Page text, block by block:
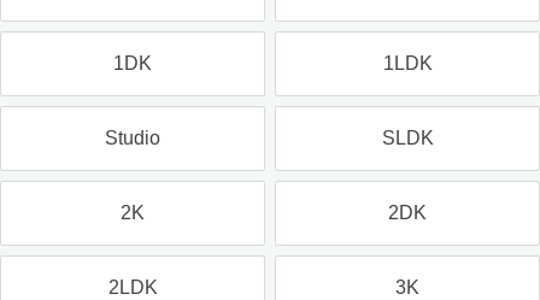
1DK 1LDK
Studio SLDK
2K 2DK
2LDK 3K